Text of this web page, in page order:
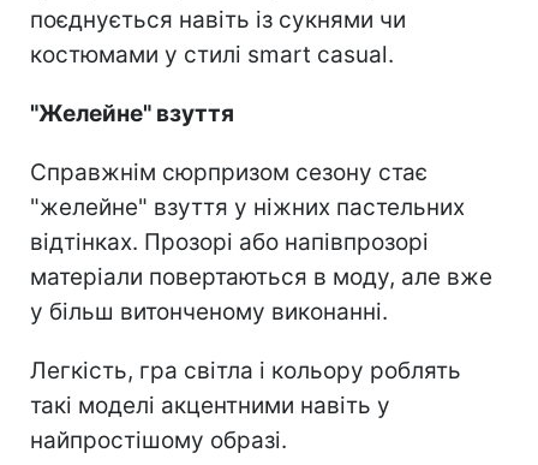
поєднується навіть із сукнями чи
костюмами у стилі smart casual.
"Желейне" взуття
Справжнім сюрпризом сезону стає
"желейне" взуття у ніжних пастельних
відтінках. Прозорі або напівпрозорі
матеріали повертаються в моду, але вже
у більш витонченому виконанні.
Легкість, гра світла і кольору роблять
такі моделі акцентними навіть у
найпростішому образі.